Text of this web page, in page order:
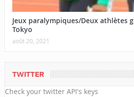
Jeux paralympiques/Deux athlètes
Tokyo
août 20, 2021
TWITTER
Check your twitter API's keys